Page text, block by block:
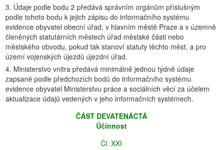
3. Údaje podle bodu 2 předává správním orgánům příslušným
podle tohoto bodu k jejich zápisu do informačního systému
evidence obyvatel obecní úřad, v hlavním městě Praze a v územně
členěných statutárních městech úřad městské části nebo
městského obvodu, pokud tak stanoví statuty těchto měst, a pro
území vojenských újezdů újezdní úřad.
4. Ministerstvo vnitra předává minimálně jednou týdně údaje
zapsané podle předchozích bodů do informačního systému
evidence obyvatel Ministerstvu práce a sociálních věcí za účelem
aktualizace údajů vedených v jeho informačních systémech.
ČÁST DEVATENÁCTÁ
Účinnost
Čl. XXI